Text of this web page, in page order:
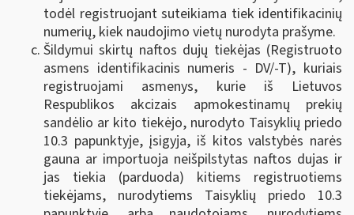
todėl registruojant suteikiama tiek identifikacinių
numerių, kiek naudojimo vietų nurodyta prašyme.
Šildymui skirtų naftos dujų tiekėjas (Registruoto
asmens identifikacinis numeris - DV/-T), kuriais
registruojami asmenys, kurie iš Lietuvos
Respublikos akcizais apmokestinamų prekių
sandėlio ar kito tiekėjo, nurodyto Taisyklių priedo
10.3 papunktyje, įsigyja, iš kitos valstybės narės
gauna ar importuoja neišpilstytas naftos dujas ir
jas tiekia (parduoda) kitiems registruotiems
tiekėjams, nurodytiems Taisyklių priedo 10.3